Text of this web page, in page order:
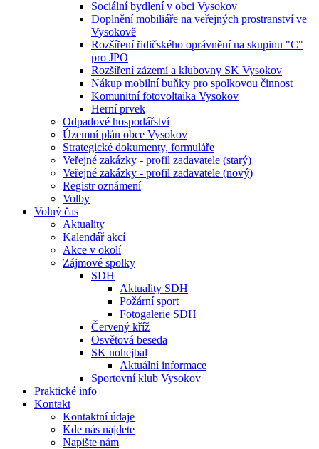
Sociální bydlení v obci Vysokov
Doplnění mobiliáře na veřejných prostranství ve
Vysokově
Rozšíření řidičského oprávnění na skupinu "C"
pro JPO
Rozšíření zázemí a klubovny SK Vysokov
Nákup mobilní buňky pro spolkovou činnost
Komunitní fotovoltaika Vysokov
Herní prvek
Odpadové hospodářství
Územní plán obce Vysokov
Strategické dokumenty, formuláře
Veřejné zakázky - profil zadavatele (starý)
Veřejné zakázky - profil zadavatele (nový)
Registr oznámení
Volby
Volný čas
Aktuality
Kalendář akcí
Akce v okolí
Zájmové spolky
SDH
Aktuality SDH
Požární sport
Fotogalerie SDH
Červený kříž
Osvětová beseda
SK nohejbal
Aktuální informace
Sportovní klub Vysokov
Praktické info
Kontakt
Kontaktní údaje
Kde nás najdete
Napište nám